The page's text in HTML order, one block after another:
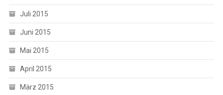
Juli 2015
Juni 2015
Mai 2015
April 2015
März 2015